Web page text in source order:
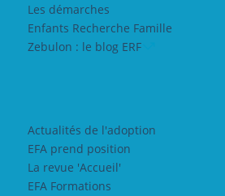
Les démarches
Enfants Recherche Famille
Zebulon : le blog ERF
Actualités de l'adoption
EFA prend position
La revue 'Accueil'
EFA Formations